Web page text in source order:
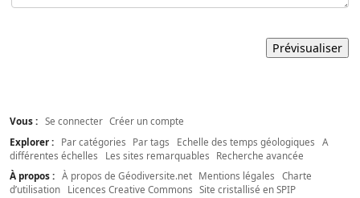
Vous : Se connecter Créer un compte
Explorer :
Par catégories Par tags Echelle des temps géologiques
A
différentes échelles
Les sites remarquables
Recherche avancée
À propos : À propos de Géodiversite.net Mentions légales
Charte
d’utilisation
Licences Creative Commons Site cristallisé en SPIP